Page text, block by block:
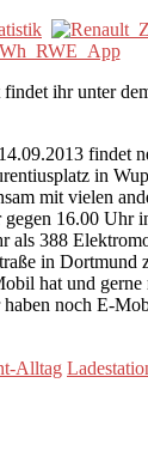
ihr unter
findet
in
mit vielen
16.00 Uhr
als 388
in Dortmund
hat und gerne
haben noch E-
Alltag